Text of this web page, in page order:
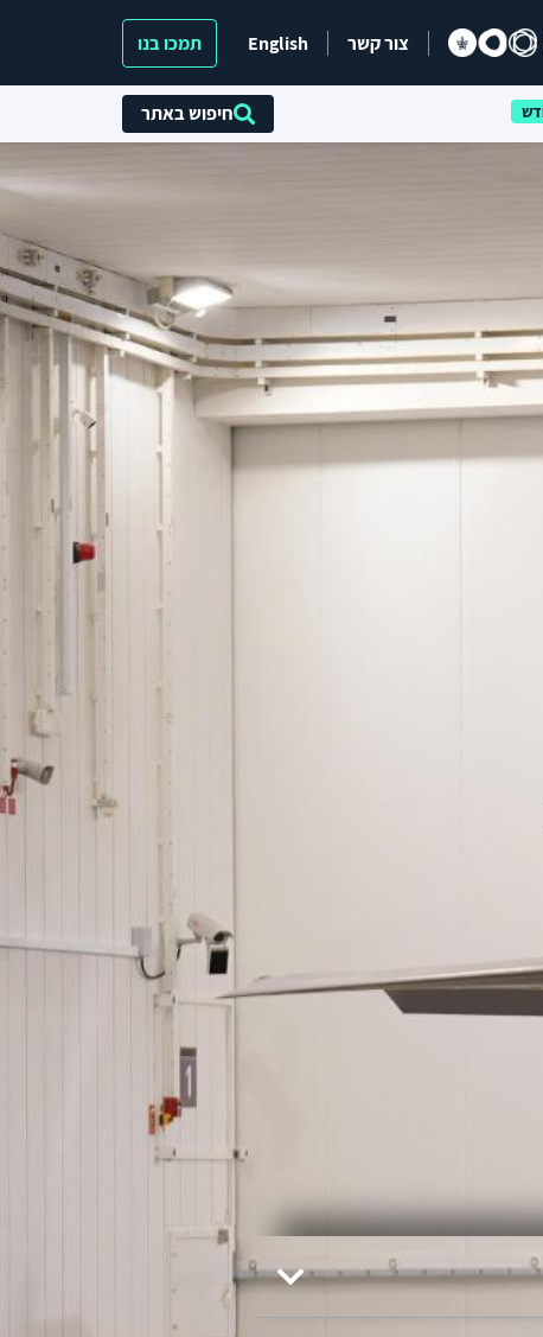
צור קשר English תמכו בנו
חיפוש באתר